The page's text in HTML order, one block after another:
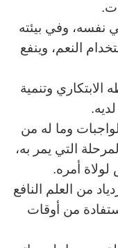
نفسه، وفي بيئته
النعم، وينفع
الابتكاري وتنمية
وما له من
التي يمر به،
أمره.
من العلم النافع
من أوقات